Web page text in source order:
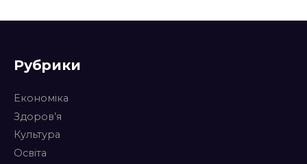
Рубрики
Економіка
Здоров’я
Культура
Освіта